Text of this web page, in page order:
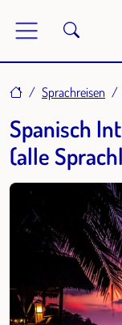
HomeSprachreisen
Spanisch
(alle